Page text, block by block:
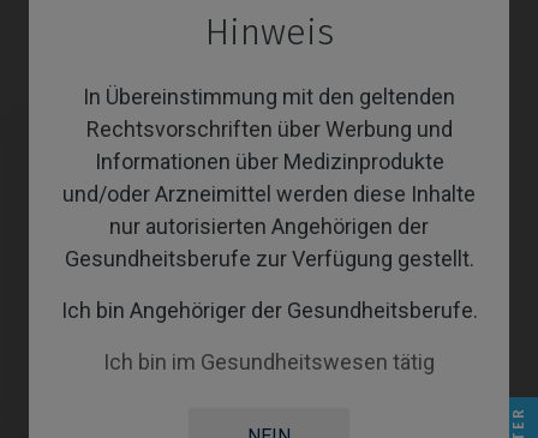
Hinweis
In Übereinstimmung mit den geltenden
Rechtsvorschriften über Werbung und
Informationen über Medizinprodukte
und/oder Arzneimittel werden diese Inhalte
nur autorisierten Angehörigen der
Gesundheitsberufe zur Verfügung gestellt.
Ich bin Angehöriger der Gesundheitsberufe.
Ich bin im Gesundheitswesen tätig